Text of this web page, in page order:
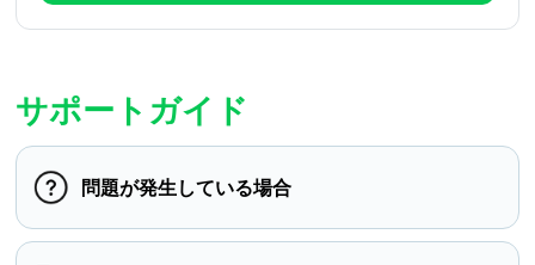
サポートガイド
問題が発生している場合